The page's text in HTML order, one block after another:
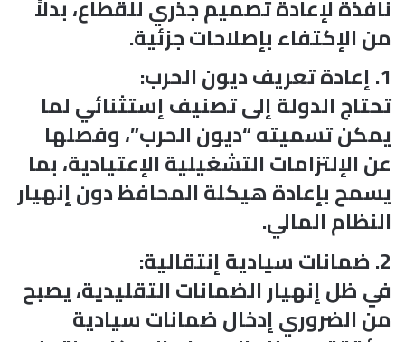
نافذة لإعادة تصميم جذري للقطاع، بدلاً
من الإكتفاء بإصلاحات جزئية.
1. إعادة تعريف ديون الحرب:
تحتاج الدولة إلى تصنيف إستثنائي لما
يمكن تسميته “ديون الحرب”، وفصلها
عن الإلتزامات التشغيلية الإعتيادية، بما
يسمح بإعادة هيكلة المحافظ دون إنهيار
النظام المالي.
2. ضمانات سيادية إنتقالية:
في ظل إنهيار الضمانات التقليدية، يصبح
من الضروري إدخال ضمانات سيادية